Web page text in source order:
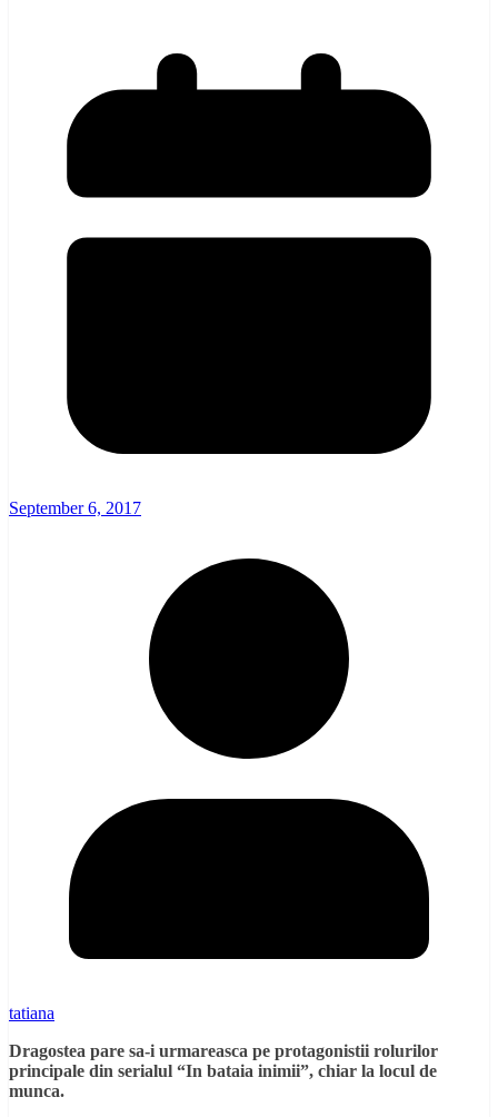
September 6, 2017
tatiana
Dragostea pare sa-i urmareasca pe protagonistii rolurilor
principale din serialul “In bataia inimii”, chiar la locul de
munca.